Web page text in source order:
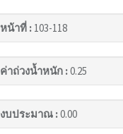
หน้าที่ : 103-118
ค่าถ่วงน้ำหนัก :0.25
งบประมาณ :0.00